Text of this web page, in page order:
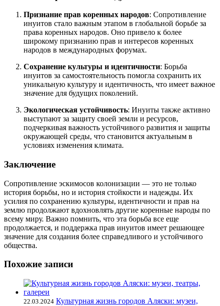
Признание прав коренных народов: Сопротивление
инуитов стало важным этапом в глобальной борьбе за
права коренных народов. Оно привело к более
широкому признанию прав и интересов коренных
народов в международных форумах.
Сохранение культуры и идентичности: Борьба
инуитов за самостоятельность помогла сохранить их
уникальную культуру и идентичность, что имеет важное
значение для будущих поколений.
Экологическая устойчивость: Инуиты также активно
выступают за защиту своей земли и ресурсов,
подчеркивая важность устойчивого развития и защиты
окружающей среды, что становится актуальным в
условиях изменения климата.
Заключение
Сопротивление эскимосов колонизации — это не только
история борьбы, но и история стойкости и надежды. Их
усилия по сохранению культуры, идентичности и прав на
землю продолжают вдохновлять другие коренные народы по
всему миру. Важно помнить, что эта борьба все еще
продолжается, и поддержка прав инуитов имеет решающее
значение для создания более справедливого и устойчивого
общества.
Похожие записи
22.03.2024 Культурная жизнь городов Аляски: музеи,